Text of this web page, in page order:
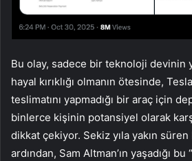
Bu olay, sadece bir teknoloji devinin
hayal kırıklığı olmanın ötesinde,
teslimatını yapmadığı bir araç için
binlerce kişinin potansiyel olarak
dikkat çekiyor. Sekiz yıla yakın
ardından, Sam Altman’ın yaşadığı bu “